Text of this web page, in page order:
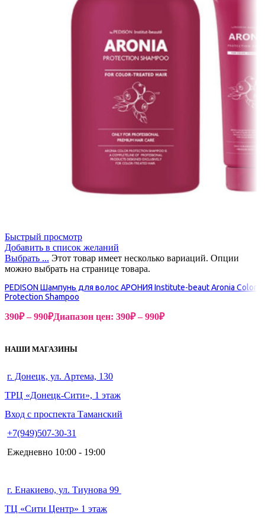
Быстрый просмотр
Добавить в список желаний
Выбрать ... Этот товар имеет несколько вариаций. Опции
можно выбрать на странице товара.
PEDISON Шампунь для волос АРОНИЯ Institute-beaut Aronia Color
Protection Shampoo
390₽ – 990₽Диапазон цен: 390₽ – 990₽
НАШИ МАГАЗИНЫ
г. Донецк, ул. Артема, 130
ТРЦ «Донецк-Сити», 1 этаж
Вход с проспекта Таманский
+7(949)507-30-31
Ежедневно 10:00 - 19:00
г. Енакиево, ул. Тиунова 99
ТЦ «Сити Центр» 1 этаж